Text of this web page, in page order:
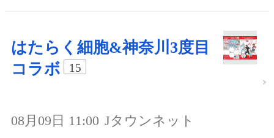
はたらく細胞&神奈川3度目
コラボ
15
08月09日 11:00 Jタウンネット